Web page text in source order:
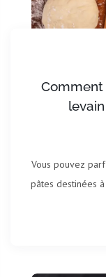
Vous pouvez
pâtes destinées